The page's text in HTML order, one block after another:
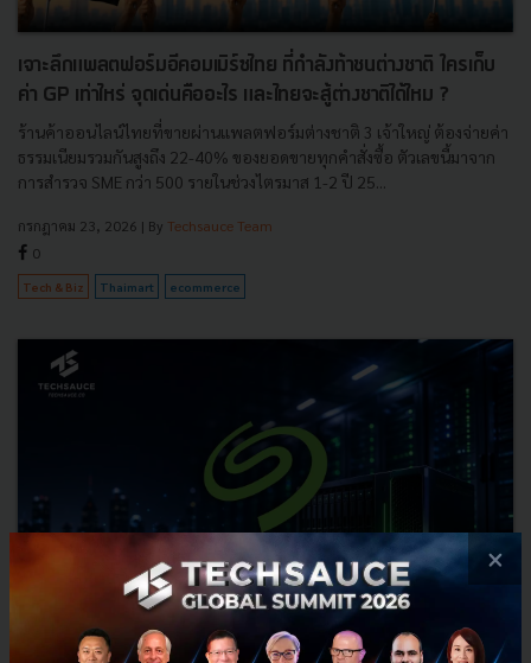
เจาะลึกแพลตฟอร์มอีคอมเมิร์ซไทย ที่กำลังท้าชนต่างชาติ ใครเก็บ
ค่า GP เท่าไหร่ จุดเด่นคืออะไร และไทยจะสู้ต่างชาติได้ไหม ?
ร้านค้าออนไลน์ไทยที่ขายผ่านแพลตฟอร์มต่างชาติ 3 เจ้าใหญ่ ต้องจ่ายค่า
ธรรมเนียมรวมกันสูงถึง 22-40% ของยอดขายทุกคำสั่งซื้อ ตัวเลขนี้มาจาก
การสำรวจ SME กว่า 500 รายในช่วงไตรมาส 1-2 ปี 25...
กรกฎาคม 23, 2026 | By Techsauce Team
0
Tech & Biz Thaimart ecommerce
×